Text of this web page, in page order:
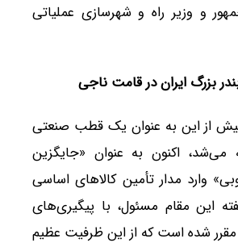
و وزیر راه و شهرسازی عملیاتی
بزرگ ایران در قامت ناجی
پیش از این به عنوان یک قطب صنعتی
می‌شد، اکنون به عنوان «جایگزین
وارد مدار تأمین کالاهای اساسی
این مقام مسئول، با پیگیری‌های
شده است که از این ظرفیت عظیم